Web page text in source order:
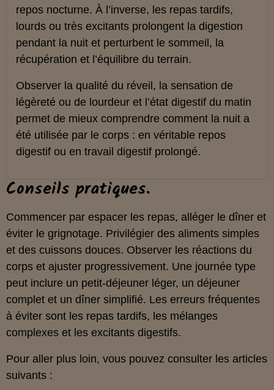
repos nocturne. À l’inverse, les repas tardifs,
lourds ou très excitants prolongent la digestion
pendant la nuit et perturbent le sommeil, la
récupération et l’équilibre du terrain.
Observer la qualité du réveil, la sensation de
légèreté ou de lourdeur et l’état digestif du matin
permet de mieux comprendre comment la nuit a
été utilisée par le corps : en véritable repos
digestif ou en travail digestif prolongé.
Conseils pratiques.
Commencer par espacer les repas, alléger le dîner et
éviter le grignotage. Privilégier des aliments simples
et des cuissons douces. Observer les réactions du
corps et ajuster progressivement. Une journée type
peut inclure un petit-déjeuner léger, un déjeuner
complet et un dîner simplifié. Les erreurs fréquentes
à éviter sont les repas tardifs, les mélanges
complexes et les excitants digestifs.
Pour aller plus loin, vous pouvez consulter les articles
suivants :